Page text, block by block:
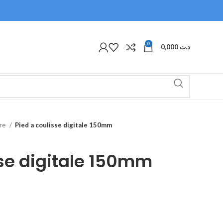
0 د.ت
Pied a coulisse digitale 150mm
digitale 150mm